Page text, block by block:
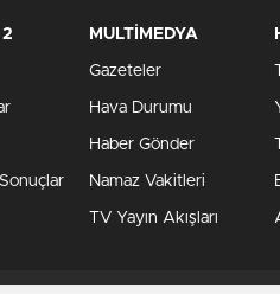
2 MULTİMEDYA
Gazeteler
Hava Durumu
Haber Gönder
Namaz Vakitleri
TV Yayın Akışları